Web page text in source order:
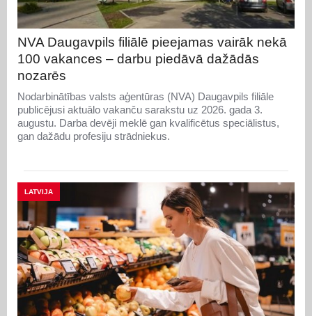
NVA Daugavpils filiālē pieejamas vairāk nekā
100 vakances – darbu piedāvā dažādās
nozarēs
Nodarbinātības valsts aģentūras (NVA) Daugavpils filiāle
publicējusi aktuālo vakanču sarakstu uz 2026. gada 3.
augustu. Darba devēji meklē gan kvalificētus speciālistus,
gan dažādu profesiju strādniekus.
LATVIJA